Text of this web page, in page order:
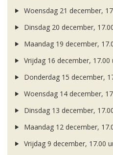
Woensdag 21 december,
Dinsdag 20 december,
Maandag 19 december,
Vrijdag 16 december, 17.00
Donderdag 15 december,
Woensdag 14 december,
Dinsdag 13 december,
Maandag 12 december,
Vrijdag 9 december, 17.00